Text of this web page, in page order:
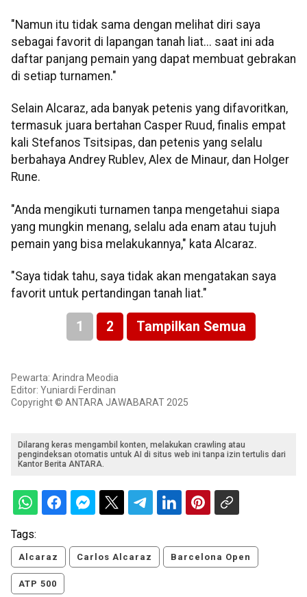
"Namun itu tidak sama dengan melihat diri saya
sebagai favorit di lapangan tanah liat... saat ini ada
daftar panjang pemain yang dapat membuat gebrakan
di setiap turnamen."
Selain Alcaraz, ada banyak petenis yang difavoritkan,
termasuk juara bertahan Casper Ruud, finalis empat
kali Stefanos Tsitsipas, dan petenis yang selalu
berbahaya Andrey Rublev, Alex de Minaur, dan Holger
Rune.
"Anda mengikuti turnamen tanpa mengetahui siapa
yang mungkin menang, selalu ada enam atau tujuh
pemain yang bisa melakukannya," kata Alcaraz.
"Saya tidak tahu, saya tidak akan mengatakan saya
favorit untuk pertandingan tanah liat."
1 2 Tampilkan Semua
Pewarta: Arindra Meodia
Editor: Yuniardi Ferdinan
Copyright © ANTARA JAWABARAT 2025
Dilarang keras mengambil konten, melakukan crawling atau
pengindeksan otomatis untuk AI di situs web ini tanpa izin tertulis dari
Kantor Berita ANTARA.
Tags:
Alcaraz Carlos Alcaraz Barcelona Open
ATP 500